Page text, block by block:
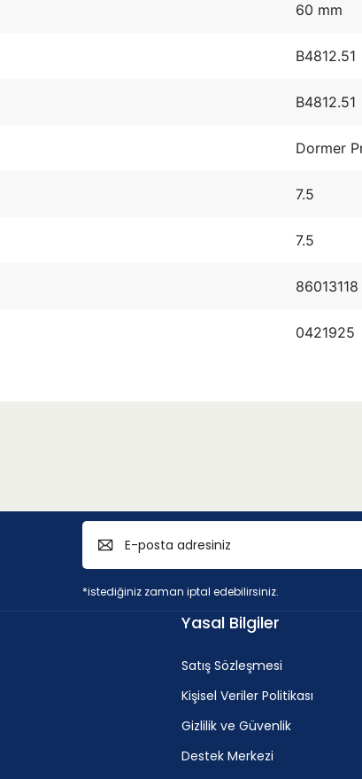
60 mm
B4812.51
B4812.51
Dormer
7.5
7.5
86013118
0421925
*istediğiniz zaman iptal edebilirsiniz.
Yasal Bilgiler
Satış Sözleşmesi
Kişisel Veriler Politikası
Gizlilik ve Güvenlik
Destek Merkezi